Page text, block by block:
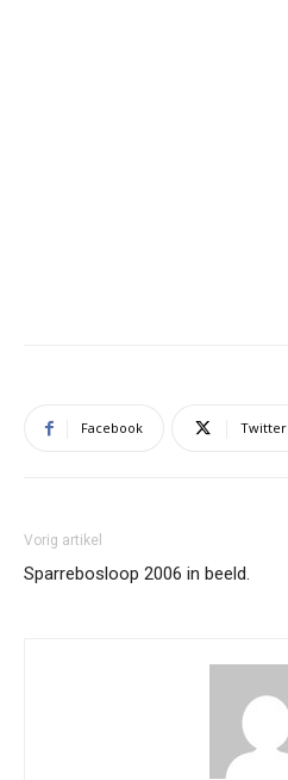
Facebook Twitter
Vorig artikel
Sparrebosloop 2006 in beeld.